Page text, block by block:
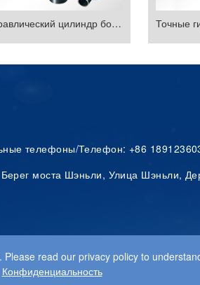
read our privacy policy to
Конфиденциальность
Гидравлический цилиндр бочка
телефоны/Телефон: +86
моста Шэньли, Улица Шэньли,